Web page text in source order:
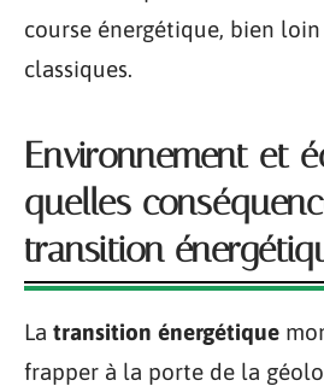
course énergétique, bien
classiques.
Environnement et
quelles
transition
La transition énergétique
frapper à la porte de la